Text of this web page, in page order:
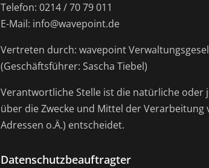
Telefon: 0214 / 70 79 011
E-Mail: info@wavepoint.de
Vertreten durch: wavepoint
(Geschäftsführer: Sascha Tiebel)
Verantwortliche Stelle ist die natürliche
über die Zwecke und Mittel der Verarbeitung
Adressen o.Ä.) entscheidet.
Datenschutzbeauftragter